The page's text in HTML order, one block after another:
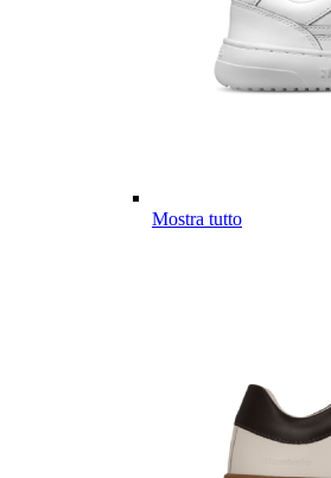
Mostra tutto